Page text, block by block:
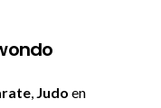
, Judo en